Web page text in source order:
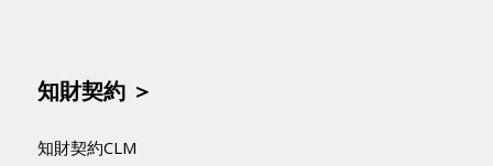
知財契約 ＞
知財契約CLM